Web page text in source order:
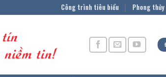
Công trình tiêu biểu Phong thủy